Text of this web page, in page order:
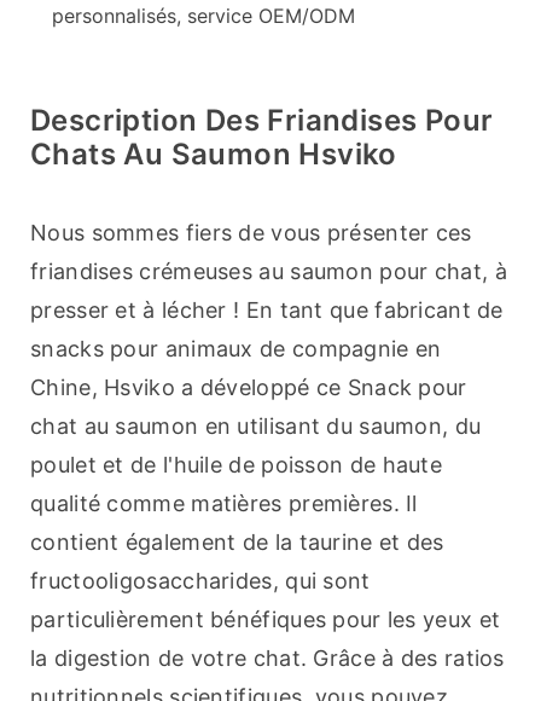
personnalisés, service OEM/ODM
Description Des Friandises Pour
Chats Au Saumon Hsviko
Nous sommes fiers de vous présenter ces
friandises crémeuses au saumon pour chat, à
presser et à lécher ! En tant que fabricant de
snacks pour animaux de compagnie en
Chine, Hsviko a développé ce Snack pour
chat au saumon en utilisant du saumon, du
poulet et de l'huile de poisson de haute
qualité comme matières premières. Il
contient également de la taurine et des
fructooligosaccharides, qui sont
particulièrement bénéfiques pour les yeux et
la digestion de votre chat. Grâce à des ratios